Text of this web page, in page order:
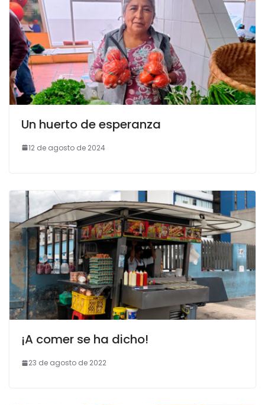
Un huerto de esperanza
12 de agosto de 2024
¡A comer se ha dicho!
23 de agosto de 2022